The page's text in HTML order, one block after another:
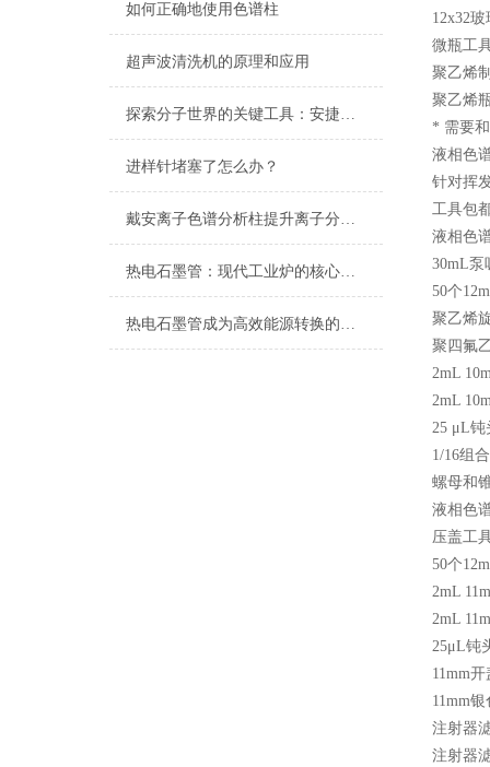
如何正确地使用色谱柱
超声波清洗机的原理和应用
探索分子世界的关键工具：安捷伦色谱柱的技术优势与应用
进样针堵塞了怎么办？
戴安离子色谱分析柱提升离子分析精度与效率
热电石墨管：现代工业炉的核心组件
热电石墨管成为高效能源转换的未来选择
12x32玻
微瓶工
聚乙烯
聚乙烯
* 需要
液相色
针对挥
工具包
液相色
30mL泵
50个
聚乙烯
聚四氟
2mL
2mL
25 μL钝
1/16组
螺母和
液相色
压盖工
50个
2mL
2mL
25μL钝
11mm开
11mm银
注射器
注射器